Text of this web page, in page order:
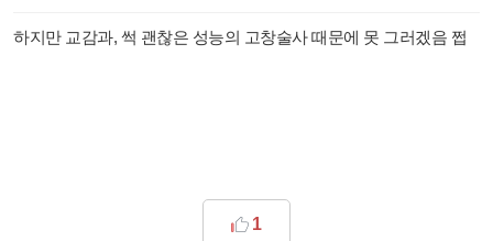
하지만 교감과, 썩 괜찮은 성능의 고창술사 때문에 못 그러겠음 쩝
1